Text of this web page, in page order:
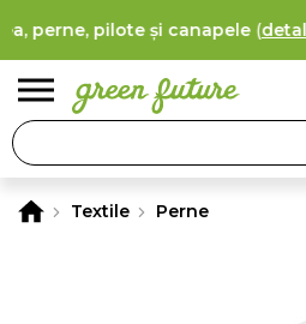
pilote și canapele(detalii)
Textile Perne